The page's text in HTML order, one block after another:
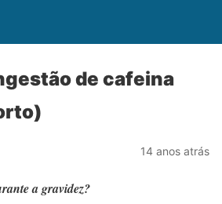
de cafeina
14 anos atrás
a gravidez?